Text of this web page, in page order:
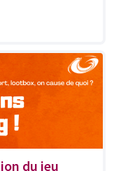
du jeu